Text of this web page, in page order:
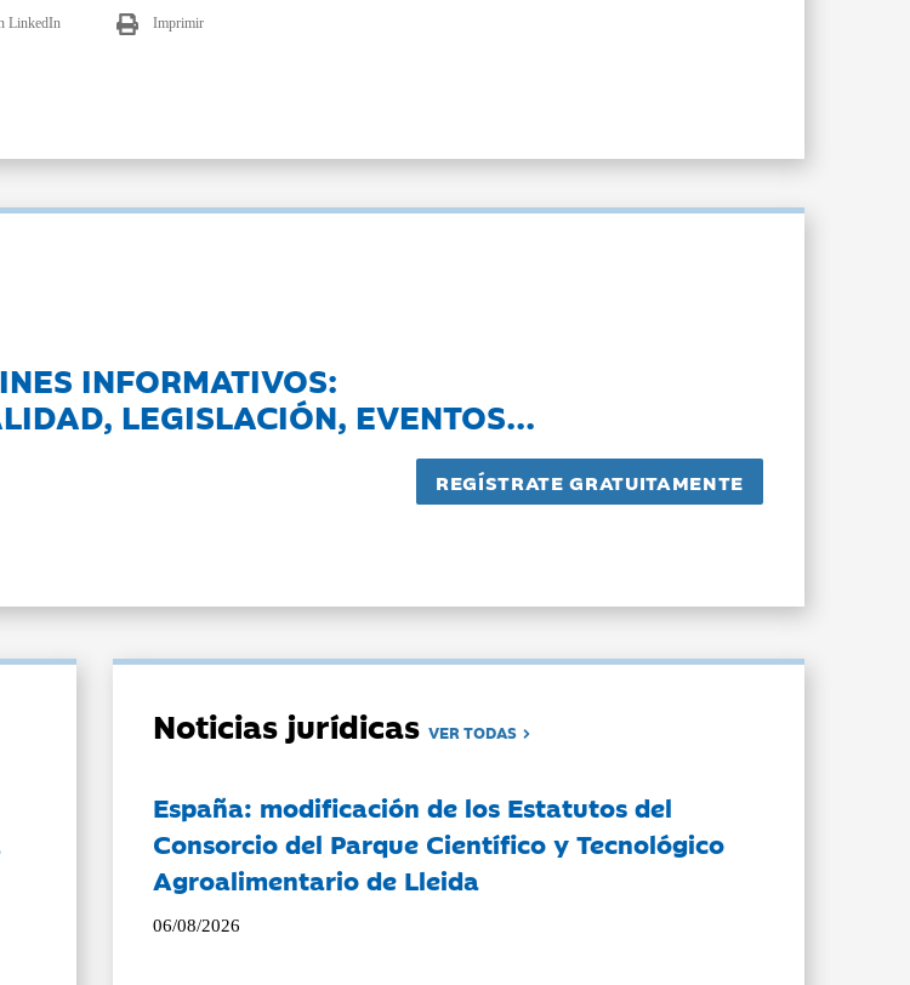
LinkedIn Imprimir
INFORMATIVOS:
LEGISLACIÓN, EVENTOS...
Noticias jurídicasVER TODAS
España: modificación de los Estatutos del
Consorcio del Parque Científico y Tecnológico
Agroalimentario de Lleida
06/08/2026